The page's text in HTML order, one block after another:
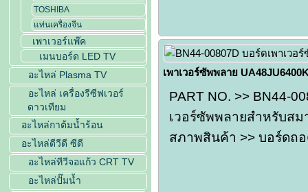
TOSHIBA
แท่นเครื่องจีน
เพาเวอร์แพ๊ค
เมนบอร์ด LED TV
อะไหล่ Plasma TV
อะไหล่ เครื่องรีซีฟเวอร์
ดาวเทียม
อะไหล่กาต้มน้ำร้อน
อะไหล่ดีวีดี ซีดี
อะไหล่ทีวีจอแก้ว CRT TV
อะไหล่ปั๊มน้ำ
เพาเวอร์ซัพพลาย
PART NO. >> BN44-
เวอร์ซัพพลายสำหรับส
สภาพสินค้า >> บอร์ดถ